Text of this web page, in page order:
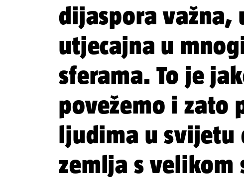
dijaspora važna,
utjecajna u
sferama. To je
povežemo i zato
ljudima u svijetu
zemlja s velikom